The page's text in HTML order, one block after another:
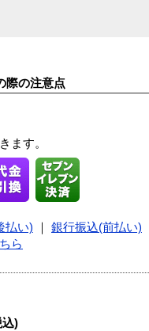
際の注意点
ます。
払い) 銀行振込(前払い)
ら
込)